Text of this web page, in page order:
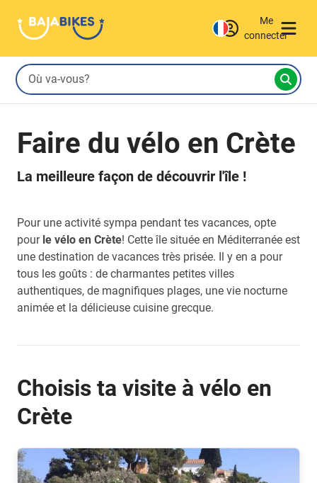
Me
connecter
Faire du vélo en Crète
La meilleure façon de découvrir l'île !
Pour une activité sympa pendant tes vacances, opte
pour le vélo en Crète! Cette île située en Méditerranée est
une destination de vacances très prisée. Il y en a pour
tous les goûts : de charmantes petites villes
authentiques, de magnifiques plages, une vie nocturne
animée et la délicieuse cuisine grecque.
Choisis ta visite à vélo en
Crète